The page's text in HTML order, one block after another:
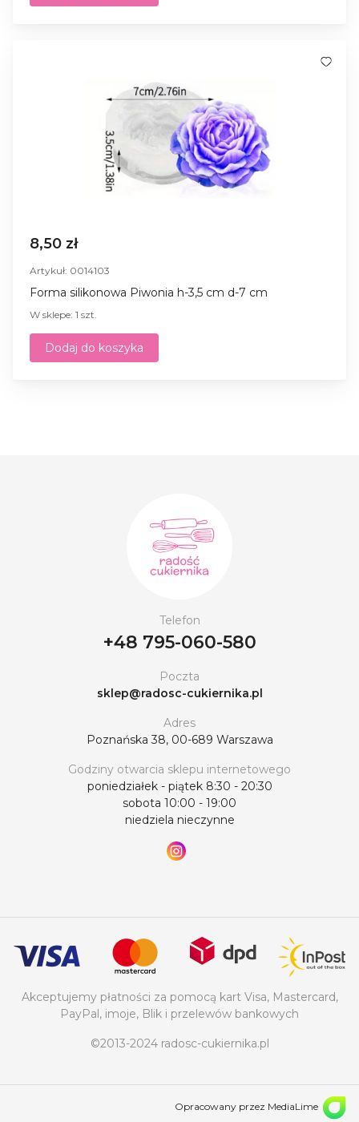
8,50 zł
Artykuł: 0014103
Forma silikonowa Piwonia h-3,5 cm d-7 cm
W sklepe: 1 szt.
Dodaj do koszyka
Telefon
+48 795-060-580
Poczta
sklep@radosc-cukiernika.pl
Adres
Poznańska 38, 00-689 Warszawa
Godziny otwarcia sklepu internetowego
poniedziałek - piątek 8:30 - 20:30
sobota 10:00 - 19:00
niedziela nieczynne
Akceptujemy płatności za pomocą kart Visa, Mastercard,
PayPal, imoje, Blik i przelewów bankowych
©2013-2024 radosc-cukiernika.pl
Opracowany przez MediaLime